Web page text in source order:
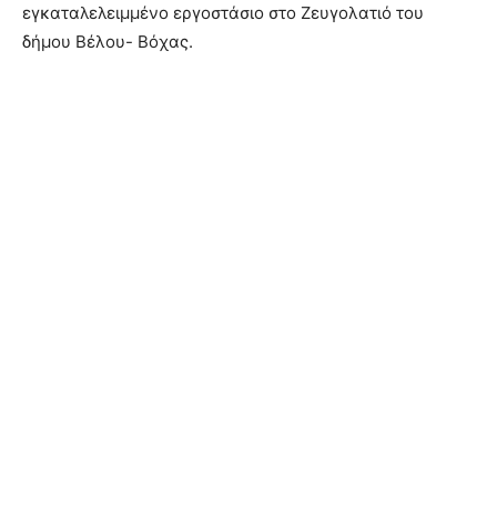
εγκαταλελειμμένο εργοστάσιο στο Ζευγολατιό του
δήμου Βέλου- Βόχας.